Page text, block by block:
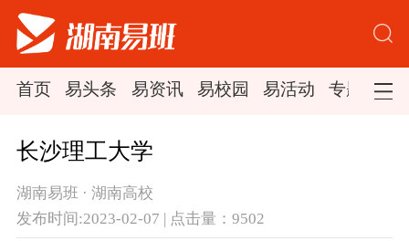
首页 易头条 易资讯 易校园 易活动 专题集锦
长沙理工大学
湖南易班 · 湖南高校
发布时间:2023-02-07 | 点击量：9502